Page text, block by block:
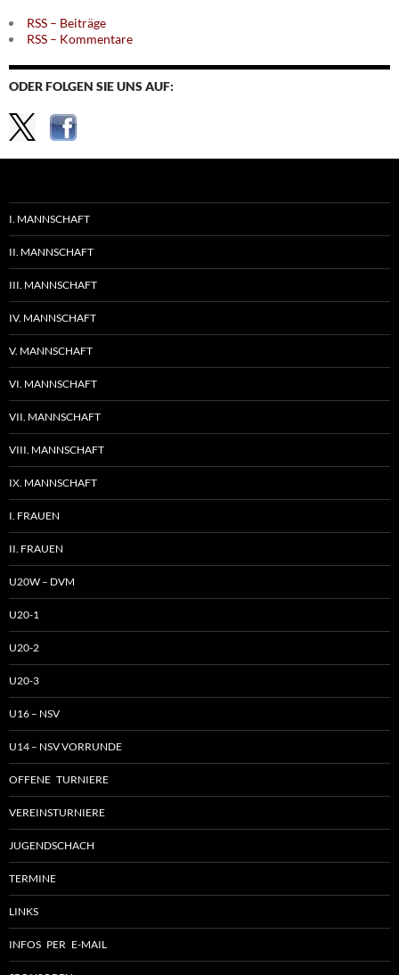
RSS – Beiträge
RSS – Kommentare
ODER FOLGEN SIE UNS AUF:
I. MANNSCHAFT
II. MANNSCHAFT
III. MANNSCHAFT
IV. MANNSCHAFT
V. MANNSCHAFT
VI. MANNSCHAFT
VII. MANNSCHAFT
VIII. MANNSCHAFT
IX. MANNSCHAFT
I. FRAUEN
II. FRAUEN
U20W – DVM
U20-1
U20-2
U20-3
U16 – NSV
U14 – NSV VORRUNDE
OFFENE TURNIERE
VEREINSTURNIERE
JUGENDSCHACH
TERMINE
LINKS
INFOS PER E-MAIL